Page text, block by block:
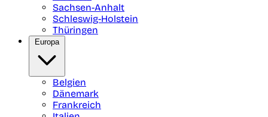
Sachsen-Anhalt
Schleswig-Holstein
Thüringen
Europa
Belgien
Dänemark
Frankreich